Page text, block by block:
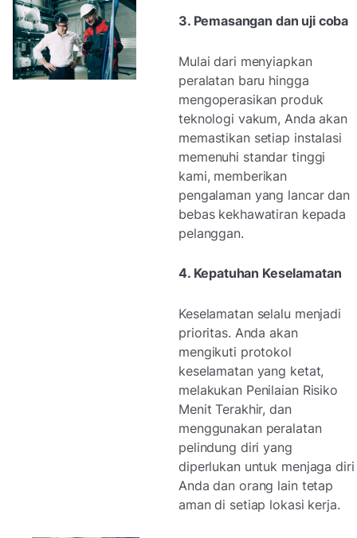
3. Pemasangan dan uji coba
Mulai dari menyiapkan
peralatan baru hingga
mengoperasikan produk
teknologi vakum, Anda akan
memastikan setiap instalasi
memenuhi standar tinggi
kami, memberikan
pengalaman yang lancar dan
bebas kekhawatiran kepada
pelanggan.
4. Kepatuhan Keselamatan
Keselamatan selalu menjadi
prioritas. Anda akan
mengikuti protokol
keselamatan yang ketat,
melakukan Penilaian Risiko
Menit Terakhir, dan
menggunakan peralatan
pelindung diri yang
diperlukan untuk menjaga diri
Anda dan orang lain tetap
aman di setiap lokasi kerja.